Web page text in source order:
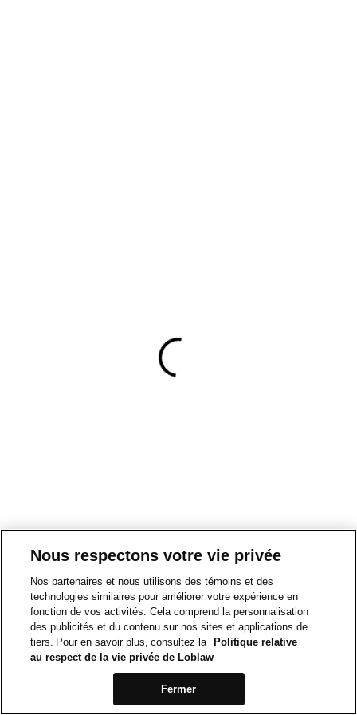
Nous respectons votre vie privée
Nos partenaires et nous utilisons des témoins et des
technologies similaires pour améliorer votre expérience en
fonction de vos activités. Cela comprend la personnalisation
des publicités et du contenu sur nos sites et applications de
tiers. Pour en savoir plus, consultez la
Politique relative
au respect de la vie privée de Loblaw
Fermer